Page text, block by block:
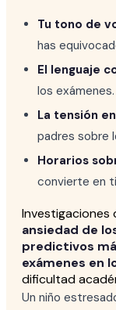
Tu tono de
has
El lenguaje
los exámenes.
La tensión
padres sobre
Horarios
convierte en
Investigaciones
ansiedad de
predictivos
exámenes en
dificultad
Un niño